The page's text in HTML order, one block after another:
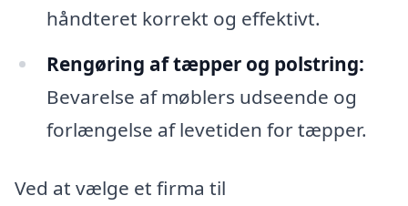
håndteret korrekt og effektivt.
Rengøring af tæpper og polstring:
Bevarelse af møblers udseende og
forlængelse af levetiden for tæpper.
Ved at vælge et firma til